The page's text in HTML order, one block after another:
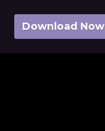
Download Now